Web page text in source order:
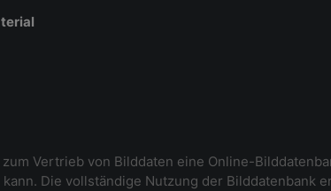
Vertrieb von Bilddaten eine Online-
Die vollständige Nutzung der Bilddatenbank